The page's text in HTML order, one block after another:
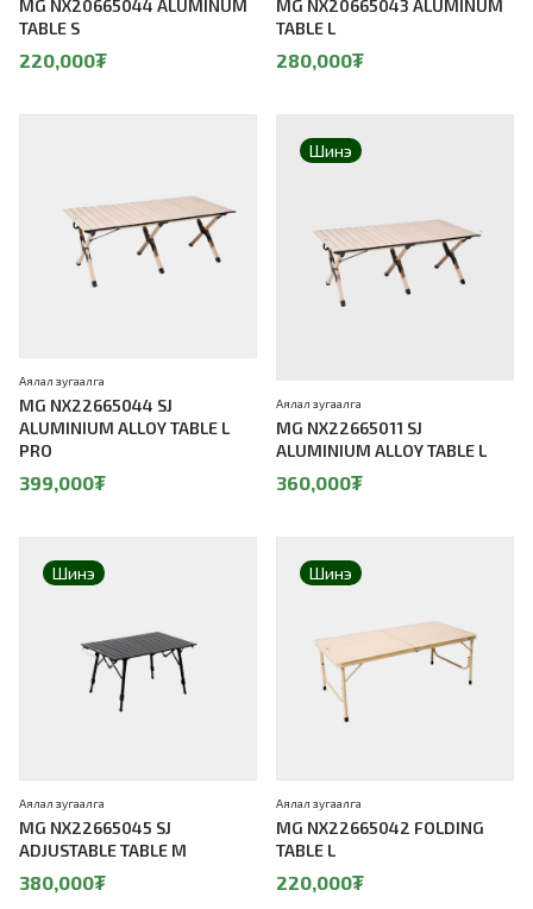
MG NX20665044 ALUMINUM
TABLE S
220,000₮
MG NX20665043 ALUMINUM
TABLE L
280,000₮
MG NX22665044 SJ
ALUMINIUM ALLOY TABLE L
PRO
Аялал зугаалга
399,000₮
Шинэ
MG NX22665011 SJ
ALUMINIUM ALLOY TABLE L
Аялал зугаалга
360,000₮
Шинэ
MG NX22665045 SJ
ADJUSTABLE TABLE M
Аялал зугаалга
380,000₮
Шинэ
MG NX22665042 FOLDING
TABLE L
Аялал зугаалга
220,000₮